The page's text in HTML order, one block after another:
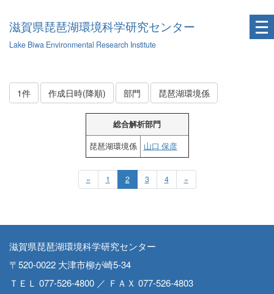
滋賀県琵琶湖環境科学研究センター
Lake Biwa Environmental Research Institute
1件 作成日時(降順) 部門 琵琶湖環境係
総合解析部門
琵琶湖環境係
山口 保彦
« 1 2 3 4 »
滋賀県琵琶湖環境科学研究センター
〒520-0022 大津市柳が崎5-34
ＴＥＬ 077-526-4800 ／ ＦＡＸ 077-526-4803